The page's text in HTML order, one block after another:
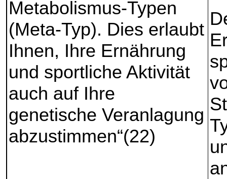
Metabolismus-Typen
(Meta-Typ). Dies erlaubt
Ihnen, Ihre Ernährung
und sportliche Aktivität
auch auf Ihre
genetische Veranlagung
abzustimmen“(22)